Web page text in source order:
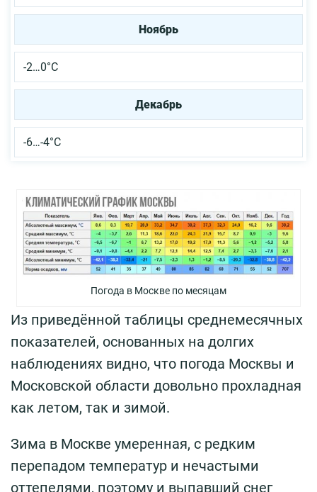
Ноябрь
-2…0°С
Декабрь
-6…-4°С
Погода в Москве по месяцам
Из приведённой таблицы среднемесячных
показателей, основанных на долгих
наблюдениях видно, что погода Москвы и
Московской области довольно прохладная
как летом, так и зимой.
Зима в Москве умеренная, с редким
перепадом температур и нечастыми
оттепелями, поэтому и выпавший снег